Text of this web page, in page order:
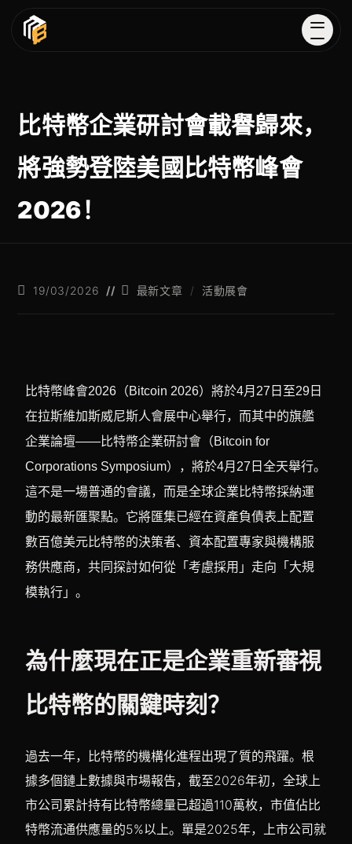
比特幣企業研討會載譽歸來，
將強勢登陸美國比特幣峰會
2026！
19/03/2026 最新文章 / 活動展會
比特幣峰會2026（Bitcoin 2026）將於4月27日至29日
在拉斯維加斯威尼斯人會展中心舉行，而其中的旗艦
企業論壇——比特幣企業研討會（Bitcoin for
Corporations Symposium），將於4月27日全天舉行。
這不是一場普通的會議，而是全球企業比特幣採納運
動的最新匯聚點。它將匯集已經在資產負債表上配置
數百億美元比特幣的決策者、資本配置專家與機構服
務供應商，共同探討如何從「考慮採用」走向「大規
模執行」。
為什麼現在正是企業重新審視
比特幣的關鍵時刻？
過去一年，比特幣的機構化進程出現了質的飛躍。根
據多個鏈上數據與市場報告，截至2026年初，全球上
市公司累計持有比特幣總量已超過110萬枚，市值佔比
特幣流通供應量的5%以上。單是2025年，上市公司就